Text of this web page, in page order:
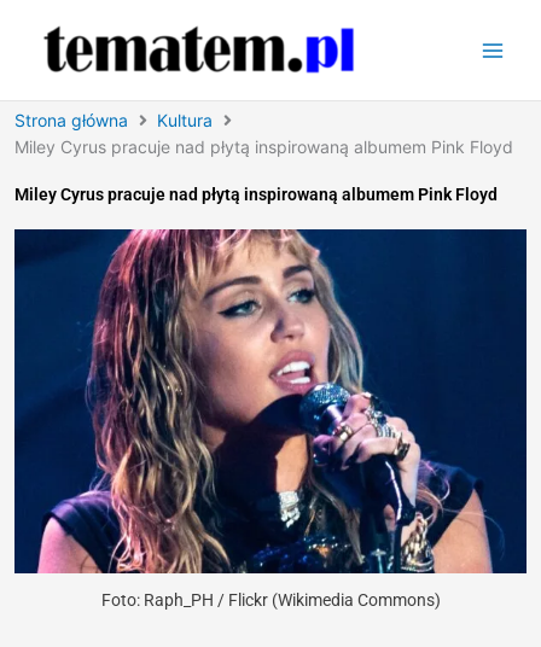
Strona główna
Kultura
Miley Cyrus pracuje nad płytą inspirowaną albumem Pink Floyd
Miley Cyrus pracuje nad płytą inspirowaną albumem Pink Floyd
Foto: Raph_PH / Flickr (Wikimedia Commons)